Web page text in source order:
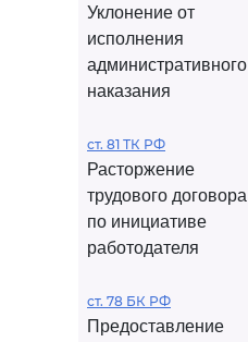
Уклонение от
исполнения
административного
наказания
ст. 81 ТК РФ
Расторжение
трудового договора
по инициативе
работодателя
ст. 78 БК РФ
Предоставление